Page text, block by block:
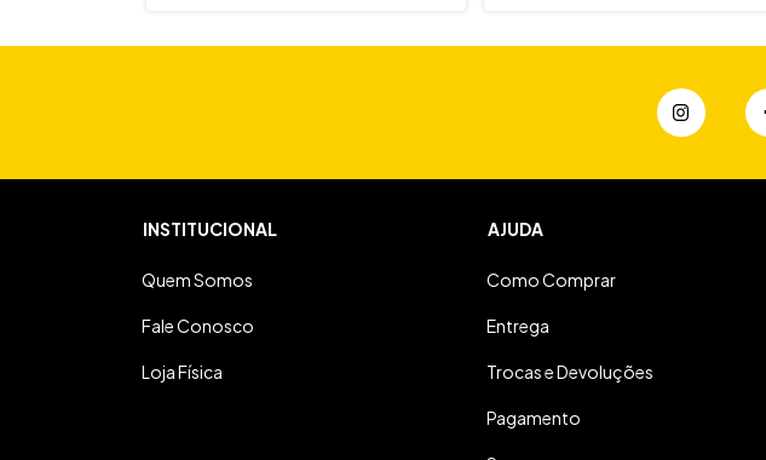
INSTITUCIONAL
Quem Somos
Fale Conosco
Loja Física
AJUDA
Como Comprar
Entrega
Trocas e Devoluções
Pagamento